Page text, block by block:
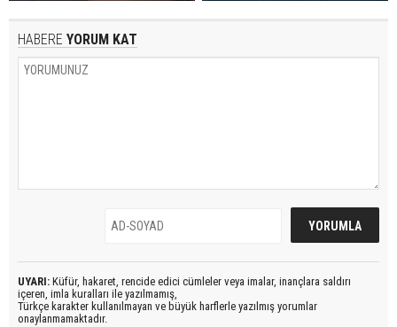
HABERE YORUM KAT
UYARI: Küfür, hakaret, rencide edici cümleler veya imalar, inançlara saldırı
içeren, imla kuralları ile yazılmamış,
Türkçe karakter kullanılmayan ve büyük harflerle yazılmış yorumlar
onaylanmamaktadır.